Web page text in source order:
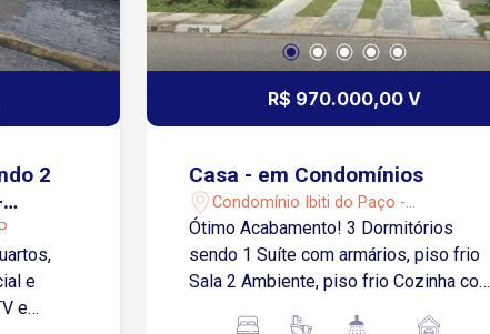
2
e
e
R$ 970.000,00 V
Casa - em Condomínios
Condomínio Ibiti do Paço -
Sorocaba/SP
Ótimo Acabamento! 3 Dormitórios
sendo 1 Suíte com armários, piso frio
Sala 2 Ambiente, piso frio Cozinha com